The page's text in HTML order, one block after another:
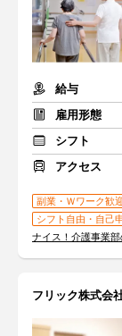
給与
雇用形態
シフト
アクセス
副業・Ｗワーク歓
シフト自由・自己
ナイス！介護事業
フリック株式